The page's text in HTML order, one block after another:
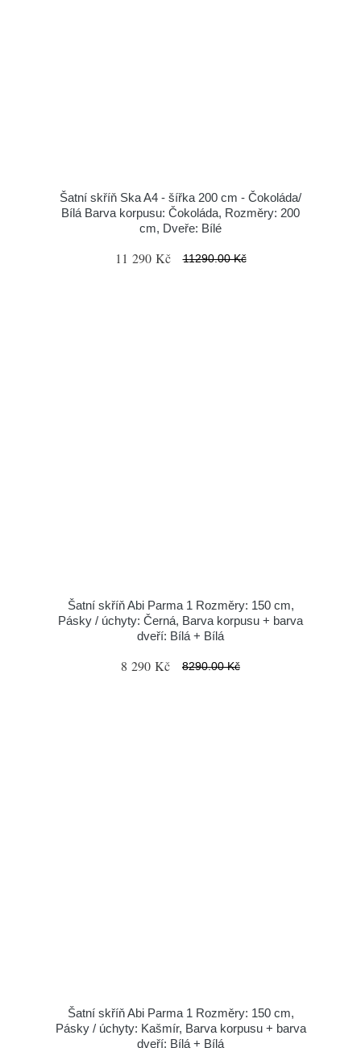
Šatní skříň Ska A4 - šířka 200 cm - Čokoláda/
Bílá Barva korpusu: Čokoláda, Rozměry: 200
cm, Dveře: Bílé
11 290 Kč 11290.00 Kč
Šatní skříň Abi Parma 1 Rozměry: 150 cm,
Pásky / úchyty: Černá, Barva korpusu + barva
dveří: Bílá + Bílá
8 290 Kč 8290.00 Kč
Šatní skříň Abi Parma 1 Rozměry: 150 cm,
Pásky / úchyty: Kašmír, Barva korpusu + barva
dveří: Bílá + Bílá